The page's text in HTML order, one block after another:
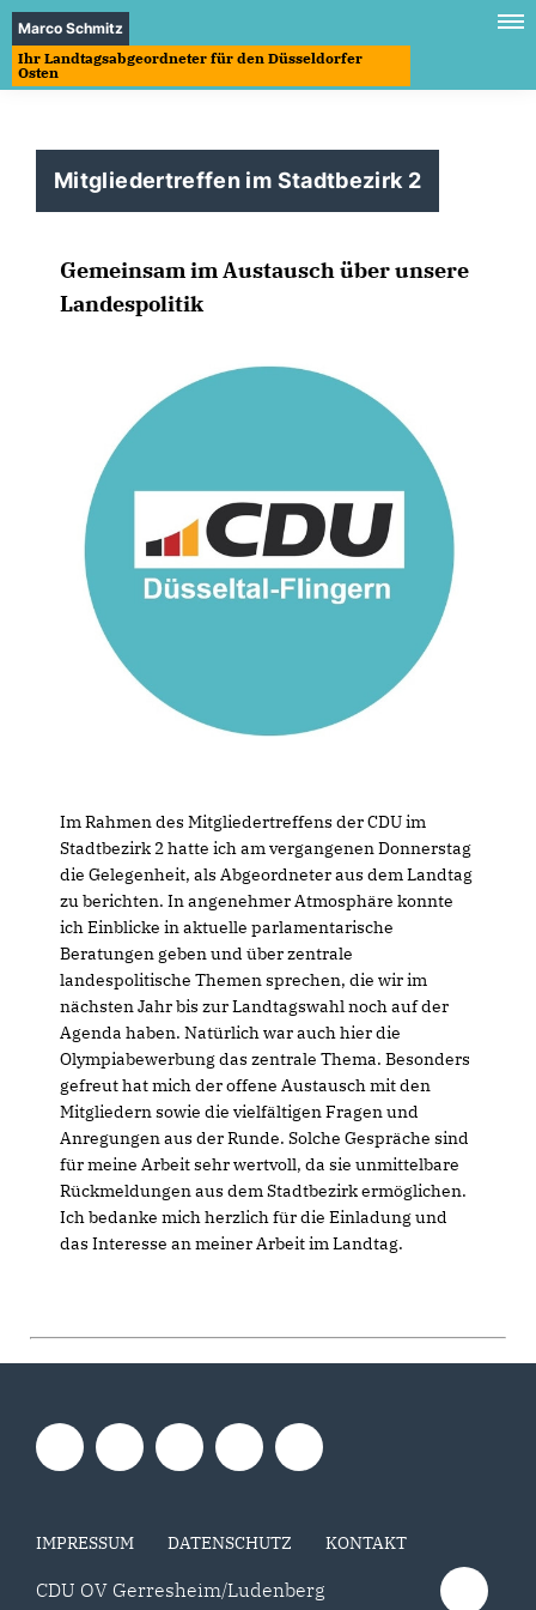
Marco Schmitz
Ihr Landtagsabgeordneter für den Düsseldorfer
Osten
Mitgliedertreffen im Stadtbezirk 2
Gemeinsam im Austausch über unsere
Landespolitik
Im Rahmen des Mitgliedertreffens der CDU im
Stadtbezirk 2 hatte ich am vergangenen Donnerstag
die Gelegenheit, als Abgeordneter aus dem Landtag
zu berichten. In angenehmer Atmosphäre konnte
ich Einblicke in aktuelle parlamentarische
Beratungen geben und über zentrale
landespolitische Themen sprechen, die wir im
nächsten Jahr bis zur Landtagswahl noch auf der
Agenda haben. Natürlich war auch hier die
Olympiabewerbung das zentrale Thema. Besonders
gefreut hat mich der offene Austausch mit den
Mitgliedern sowie die vielfältigen Fragen und
Anregungen aus der Runde. Solche Gespräche sind
für meine Arbeit sehr wertvoll, da sie unmittelbare
Rückmeldungen aus dem Stadtbezirk ermöglichen.
Ich bedanke mich herzlich für die Einladung und
das Interesse an meiner Arbeit im Landtag.
IMPRESSUM DATENSCHUTZ KONTAKT
CDU OV Gerresheim/Ludenberg